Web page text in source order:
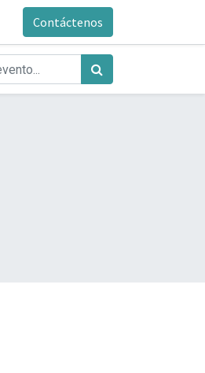
Contáctenos